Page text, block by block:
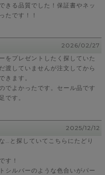
きる品質でした！保証書やネッ
たです！！
2026/02/27
をプレゼントしたく探していた
渡していませんが注文してから
きます。
でよかったです。セール品です
です。
2025/12/12
…と探していてこちらにたどり
す！
シルバーのような色合いがパー